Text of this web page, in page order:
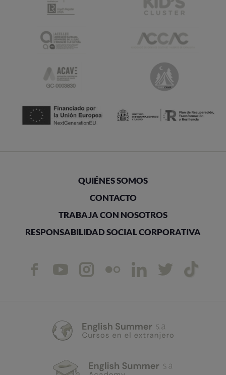
QUIÉNES SOMOS
CONTACTO
TRABAJA CON NOSOTROS
RESPONSABILIDAD SOCIAL CORPORATIVA